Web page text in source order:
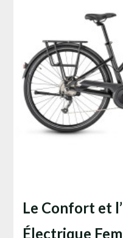
Le Confort et
Électrique